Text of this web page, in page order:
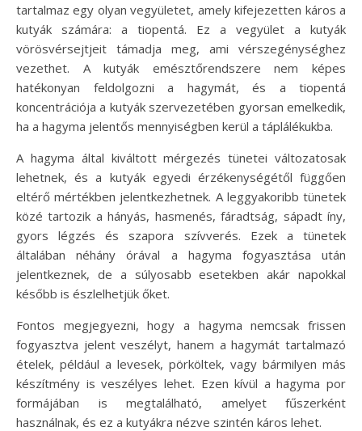
tartalmaz egy olyan vegyületet, amely kifejezetten káros a
kutyák számára: a tiopentá. Ez a vegyület a kutyák
vörösvérsejtjeit támadja meg, ami vérszegénységhez
vezethet. A kutyák emésztőrendszere nem képes
hatékonyan feldolgozni a hagymát, és a tiopentá
koncentrációja a kutyák szervezetében gyorsan emelkedik,
ha a hagyma jelentős mennyiségben kerül a táplálékukba.
A hagyma által kiváltott mérgezés tünetei változatosak
lehetnek, és a kutyák egyedi érzékenységétől függően
eltérő mértékben jelentkezhetnek. A leggyakoribb tünetek
közé tartozik a hányás, hasmenés, fáradtság, sápadt íny,
gyors légzés és szapora szívverés. Ezek a tünetek
általában néhány órával a hagyma fogyasztása után
jelentkeznek, de a súlyosabb esetekben akár napokkal
később is észlelhetjük őket.
Fontos megjegyezni, hogy a hagyma nemcsak frissen
fogyasztva jelent veszélyt, hanem a hagymát tartalmazó
ételek, például a levesek, pörköltek, vagy bármilyen más
készítmény is veszélyes lehet. Ezen kívül a hagyma por
formájában is megtalálható, amelyet fűszerként
használnak, és ez a kutyákra nézve szintén káros lehet.